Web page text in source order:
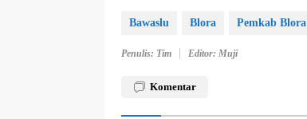
Bawaslu Blora Pemkab Blora
Penulis: Tim Editor: Muji
Komentar